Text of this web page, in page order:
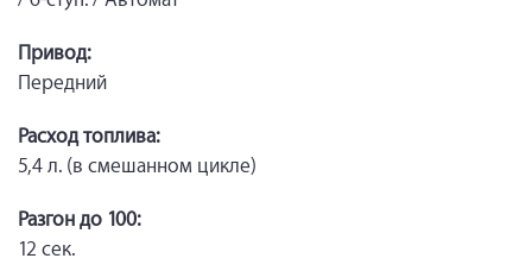
Привод:
Передний
Расход топлива:
5,4 л. (в смешанном цикле)
Разгон до 100:
12 сек.